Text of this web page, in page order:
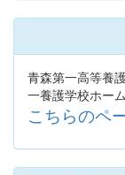
青森第一高等養
一養護学校ホー
こちらのペ